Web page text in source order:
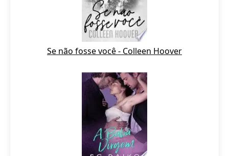
Se não fosse você - Colleen Hoover